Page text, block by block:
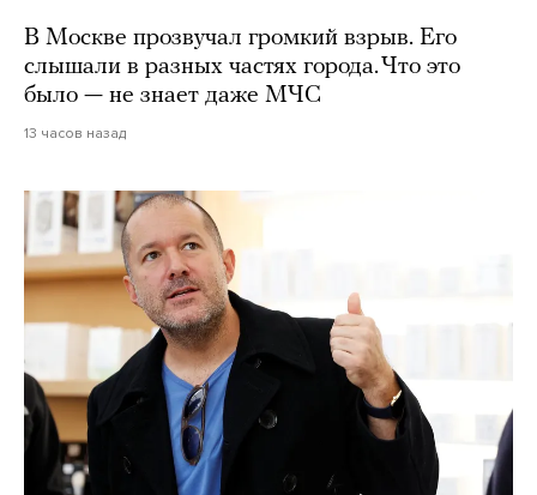
В Москве прозвучал громкий взрыв. Его
слышали в разных частях города. Что это
было — не знает даже МЧС
13 часов назад